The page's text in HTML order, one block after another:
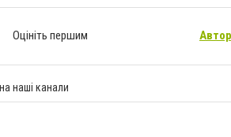
Оцініть першим
наші канали